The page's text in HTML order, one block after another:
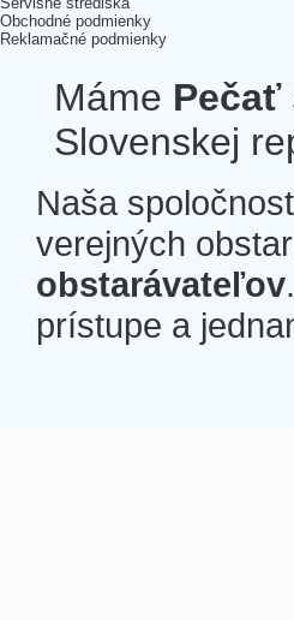
Obchodné podmienky
Reklamačné podmienky
Máme
Slovenskej
Naša
verejných
obstarávateľov
prístupe a